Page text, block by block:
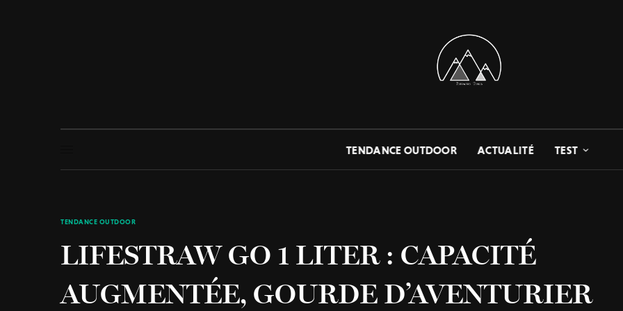
TENDANCE OUTDOOR ACTUALITÉ TEST
TENDANCE OUTDOOR
LIFESTRAW GO 1 LITER : CAPACITÉ
AUGMENTÉE, GOURDE D’AVENTURIER